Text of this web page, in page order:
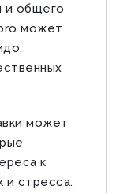
и общего
может
может
к
и стресса.